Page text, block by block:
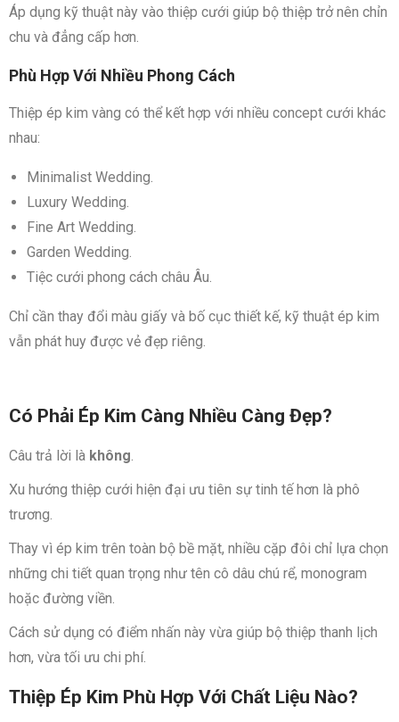
Áp dụng kỹ thuật này vào thiệp cưới giúp bộ thiệp trở nên chỉn
chu và đẳng cấp hơn.
Phù Hợp Với Nhiều Phong Cách
Thiệp ép kim vàng có thể kết hợp với nhiều concept cưới khác
nhau:
Minimalist Wedding.
Luxury Wedding.
Fine Art Wedding.
Garden Wedding.
Tiệc cưới phong cách châu Âu.
Chỉ cần thay đổi màu giấy và bố cục thiết kế, kỹ thuật ép kim
vẫn phát huy được vẻ đẹp riêng.
Có Phải Ép Kim Càng Nhiều Càng Đẹp?
Câu trả lời là không.
Xu hướng thiệp cưới hiện đại ưu tiên sự tinh tế hơn là phô
trương.
Thay vì ép kim trên toàn bộ bề mặt, nhiều cặp đôi chỉ lựa chọn
những chi tiết quan trọng như tên cô dâu chú rể, monogram
hoặc đường viền.
Cách sử dụng có điểm nhấn này vừa giúp bộ thiệp thanh lịch
hơn, vừa tối ưu chi phí.
Thiệp Ép Kim Phù Hợp Với Chất Liệu Nào?